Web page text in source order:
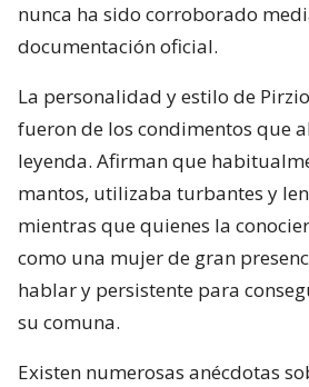
nunca ha sido corroborado
documentación oficial.
La personalidad y estilo de
fueron de los condimentos que
leyenda. Afirman que
mantos, utilizaba turbantes y
mientras que quienes la
como una mujer de gran
hablar y persistente para
su comuna.
Existen numerosas anécdotas